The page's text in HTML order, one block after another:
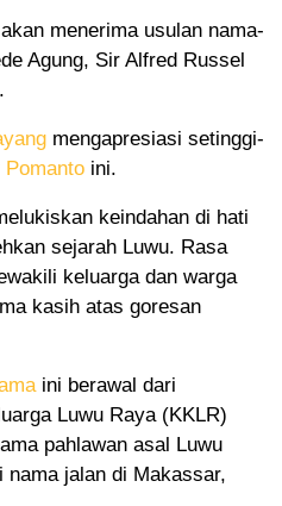
menerima usulan nama-
Agung, Sir Alfred Russel
mengapresiasi setinggi-
Pomanto ini.
keindahan di hati
sejarah Luwu. Rasa
keluarga dan warga
kasih atas goresan
ini berawal dari
Luwu Raya (KKLR)
pahlawan asal Luwu
nama jalan di Makassar,